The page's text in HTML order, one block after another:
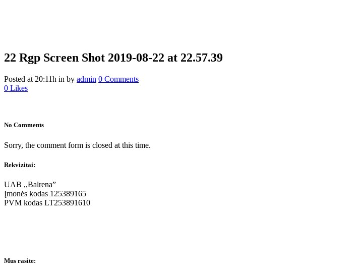
22 Rgp Screen Shot 2019-08-22 at 22.57.39
Posted at 20:11h in by admin 0 Comments
0 Likes
No Comments
Sorry, the comment form is closed at this time.
Rekvizitai:
UAB ,,Balrena”
Įmonės kodas 125389165
PVM kodas LT253891610
Mus rasite: